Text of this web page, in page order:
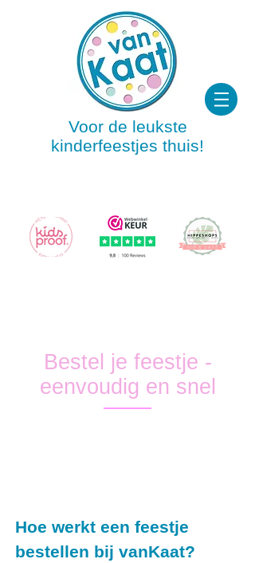
Voor de leukste
kinderfeestjes thuis!
Bestel je feestje -
eenvoudig en snel
Hoe werkt een feestje
bestellen bij vanKaat?